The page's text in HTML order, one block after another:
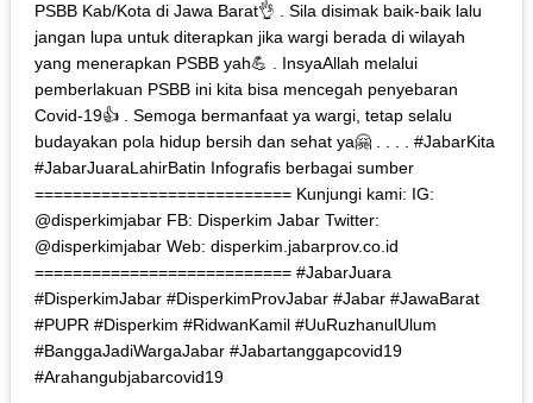
PSBB Kab/Kota di Jawa Barat👌 . Sila disimak baik-baik lalu
jangan lupa untuk diterapkan jika wargi berada di wilayah
yang menerapkan PSBB yah💪 . InsyaAllah melalui
pemberlakuan PSBB ini kita bisa mencegah penyebaran
Covid-19👍 . Semoga bermanfaat ya wargi, tetap selalu
budayakan pola hidup bersih dan sehat ya🤗 . . . . #JabarKita
#JabarJuaraLahirBatin Infografis berbagai sumber
=========================== Kunjungi kami: IG:
@disperkimjabar FB: Disperkim Jabar Twitter:
@disperkimjabar Web: disperkim.jabarprov.co.id
=========================== #JabarJuara
#DisperkimJabar #DisperkimProvJabar #Jabar #JawaBarat
#PUPR #Disperkim #RidwanKamil #UuRuzhanulUlum
#BanggaJadiWargaJabar #Jabartanggapcovid19
#Arahangubjabarcovid19